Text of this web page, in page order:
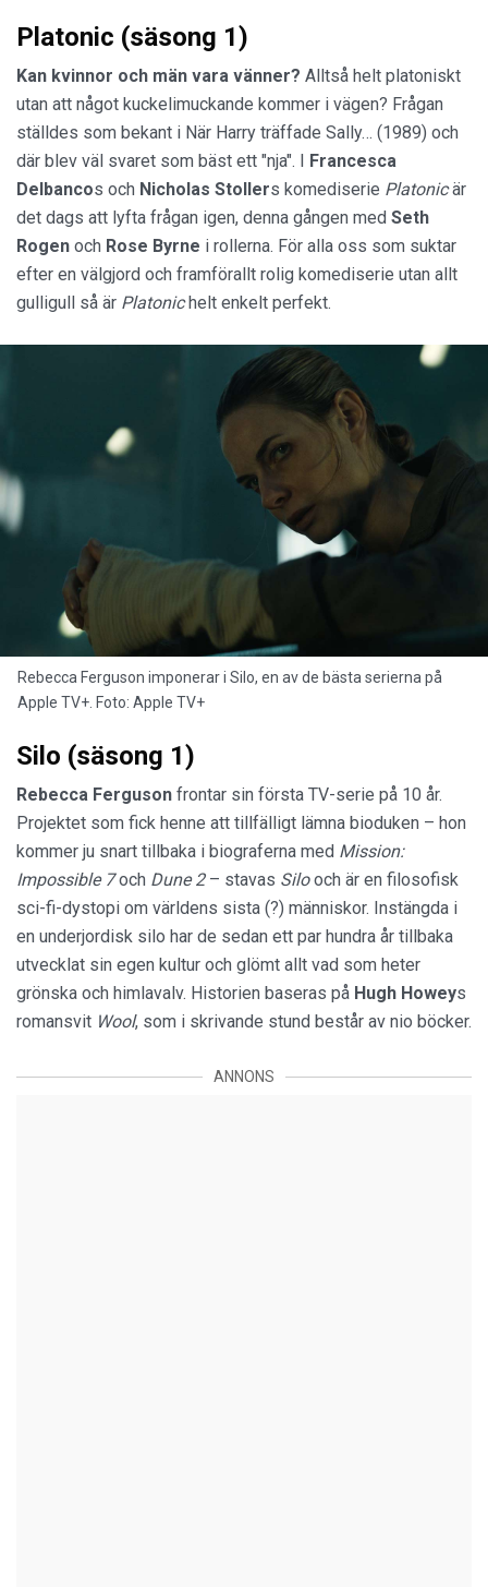
Platonic (säsong 1)
Kan kvinnor och män vara vänner? Alltså helt platoniskt
utan att något kuckelimuckande kommer i vägen? Frågan
ställdes som bekant i När Harry träffade Sally… (1989) och
där blev väl svaret som bäst ett "nja". I Francesca
Delbancos och Nicholas Stollers komediserie Platonicär
det dags att lyfta frågan igen, denna gången med Seth
Rogen och Rose Byrne i rollerna. För alla oss som suktar
efter en välgjord och framförallt rolig komediserie utan allt
gulligull så är Platonichelt enkelt perfekt.
Rebecca Ferguson imponerar i Silo, en av de bästa serierna på
Apple TV+. Foto: Apple TV+
Silo (säsong 1)
Rebecca Ferguson frontar sin första TV-serie på 10 år.
Projektet som fick henne att tillfälligt lämna bioduken – hon
kommer ju snart tillbaka i biograferna med Mission:
Impossible 7och Dune 2– stavas Silooch är en filosofisk
sci-fi-dystopi om världens sista (?) människor. Instängda i
en underjordisk silo har de sedan ett par hundra år tillbaka
utvecklat sin egen kultur och glömt allt vad som heter
grönska och himlavalv. Historien baseras på Hugh Howeys
romansvit Wool, som i skrivande stund består av nio böcker.
ANNONS